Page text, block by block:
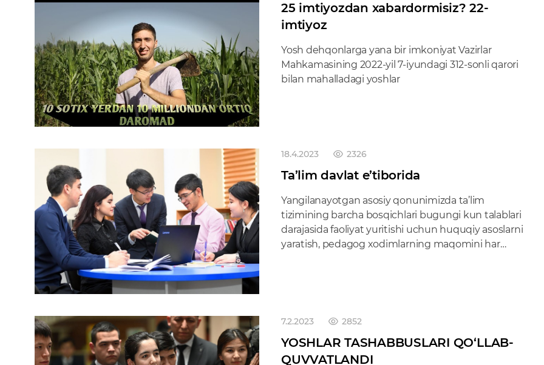
25 imtiyozdan xabardormisiz? 22-
imtiyoz
Yosh dehqonlarga yana bir imkoniyat Vazirlar
Mahkamasining 2022-yil 7-iyundagi 312-sonli qarori
bilan mahalladagi yoshlar
18.4.2023 2326
Ta’lim davlat e’tiborida
Yangilanayotgan asosiy qonunimizda ta’lim
tizimining barcha bosqichlari bugungi kun talablari
darajasida faoliyat yuritishi uchun huquqiy asoslarni
yaratish, pedagog xodimlarning maqomini har
nodavlat ta’lim tashkilotlari rivojlanishi uchun zarur
belgilanmoqda.
7.2.2023 2852
YOSHLAR TASHABBUSLARI QO‘LLAB-
QUVVATLANDI